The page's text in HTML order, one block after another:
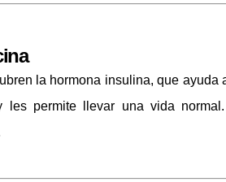
la hormona insulina, que
les permite llevar una vida